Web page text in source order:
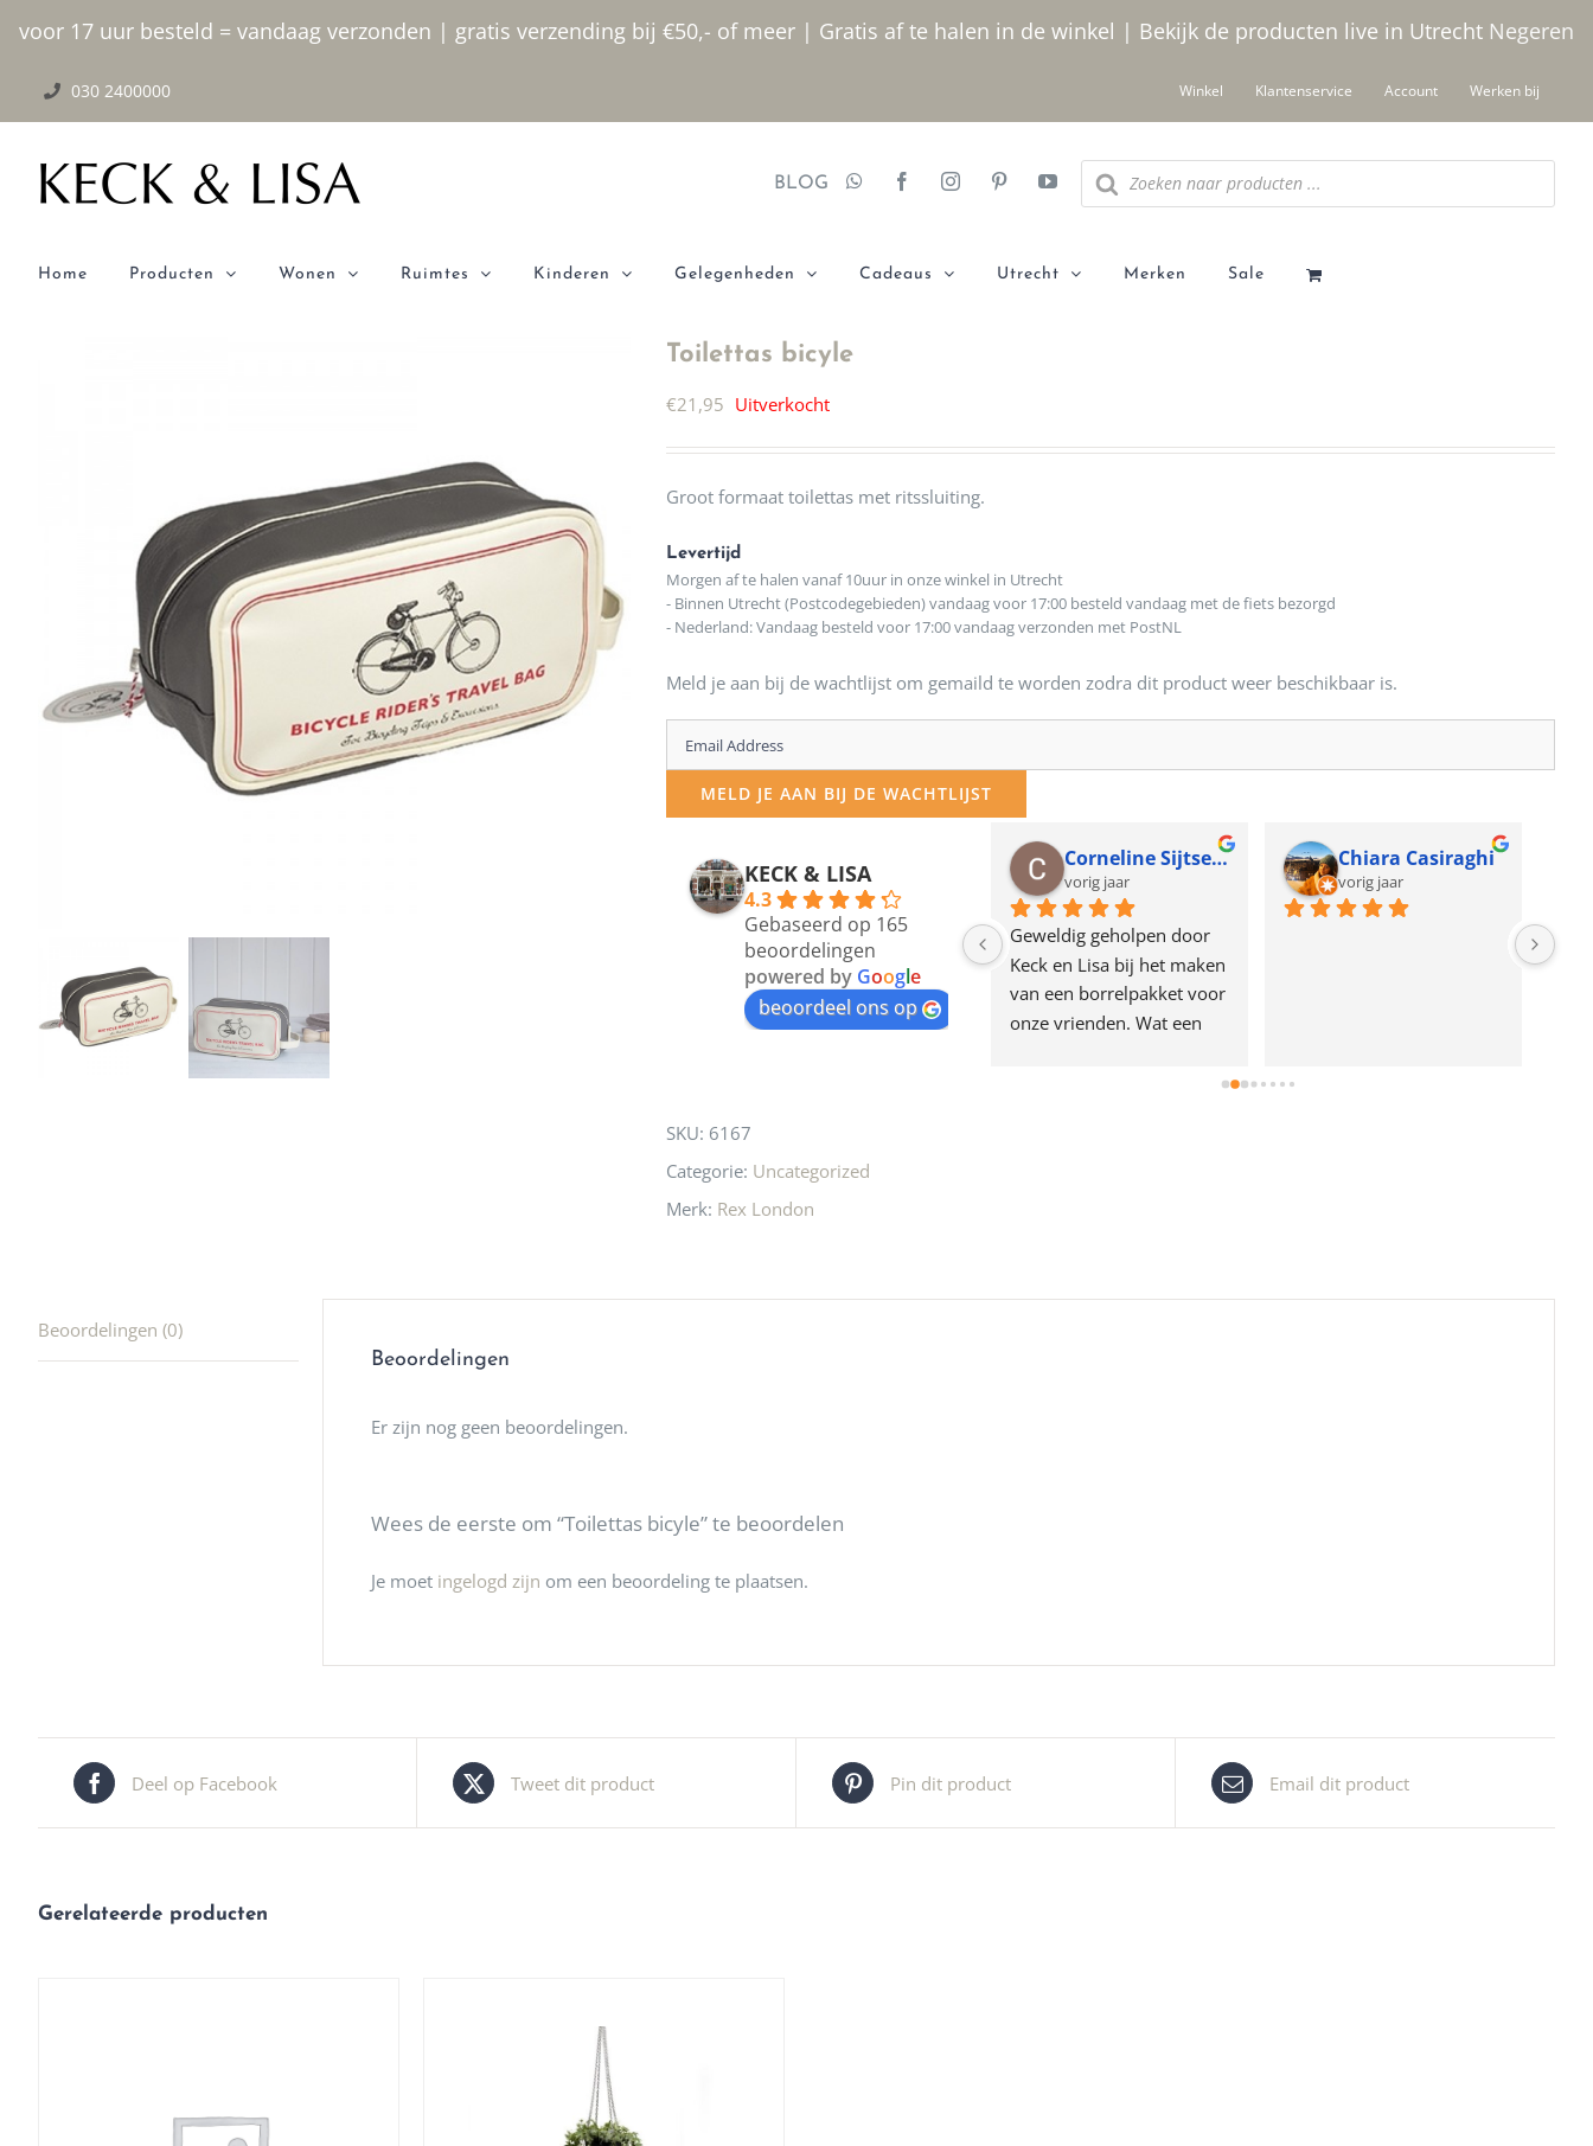
voor 17 uur besteld = vandaag verzonden | gratis verzending bij €50,- of meer | Gratis af te halen in de winkel | Bekijk de producten live in Utrecht Negeren
inhoud
030 2400000 Winkel Klantenservice Account Werken bij
BLOG
Producten
zoeken
Home Producten Wonen Ruimtes Kinderen Gelegenheden Cadeaus Utrecht Merken Sale
Toilettas bicyle
€21,95 Uitverkocht
Groot formaat toilettas met ritssluiting.
Levertijd
Morgen af te halen vanaf 10uur in onze winkel in Utrecht
- Binnen Utrecht (Postcodegebieden) vandaag voor 17:00 besteld vandaag met de fiets bezorgd
- Nederland: Vandaag besteld voor 17:00 vandaag verzonden met PostNL
Meld je aan bij de wachtlijst om gemaild te worden zodra dit product weer beschikbaar is.
Enter
your
email
MELD JE AAN BIJ DE WACHTLIJST
KECK & LISA
4.3
Gebaseerd op 165
beoordelingen
powered by Google
beoordeel ons op
ook heel aardig en gezellig
12 maanden geleden
Waarom in hemelsnaam
de woonwinkel op de
klippen  laten lopen? Waar
moeten nu de design
Corneline Sijtsema
vorig jaar
Geweldig geholpen door
Keck en Lisa bij het maken
van een borrelpakket voor
onze vrienden. Wat een
Chiara Casiraghi
vorig jaar
SKU: 6167
Categorie: Uncategorized
Merk: Rex London
Beoordelingen (0)
Beoordelingen
Er zijn nog geen beoordelingen.
Wees de eerste om “Toilettas bicyle” te beoordelen
Je moet ingelogd zijn om een beoordeling te plaatsen.
Deel op Facebook Tweet dit product Pin dit product Email dit product
Gerelateerde producten